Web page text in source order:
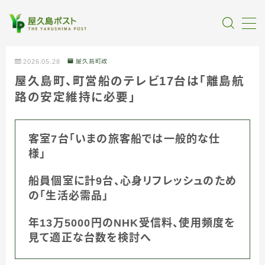
全記事カテゴリー
私たちについて
受賞・報道
情報提供
2026.05.28 屋久島町政
屋久島町、町営船のテレビ17台は「離島航
路の安定維持に必要」
客室7台「いまの旅客船では一般的な仕
様」
船員個室に計9台、心身リフレッシュのため
の「生活必需品」
年13万5000円のNHK受信料、使用頻度を
見て適正な台数を検討へ